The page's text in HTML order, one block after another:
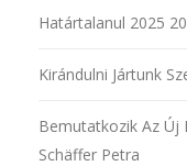
Határtalanul 2025
Kirándulni Jártunk
Bemutatkozik Az Új
Schäffer Petra